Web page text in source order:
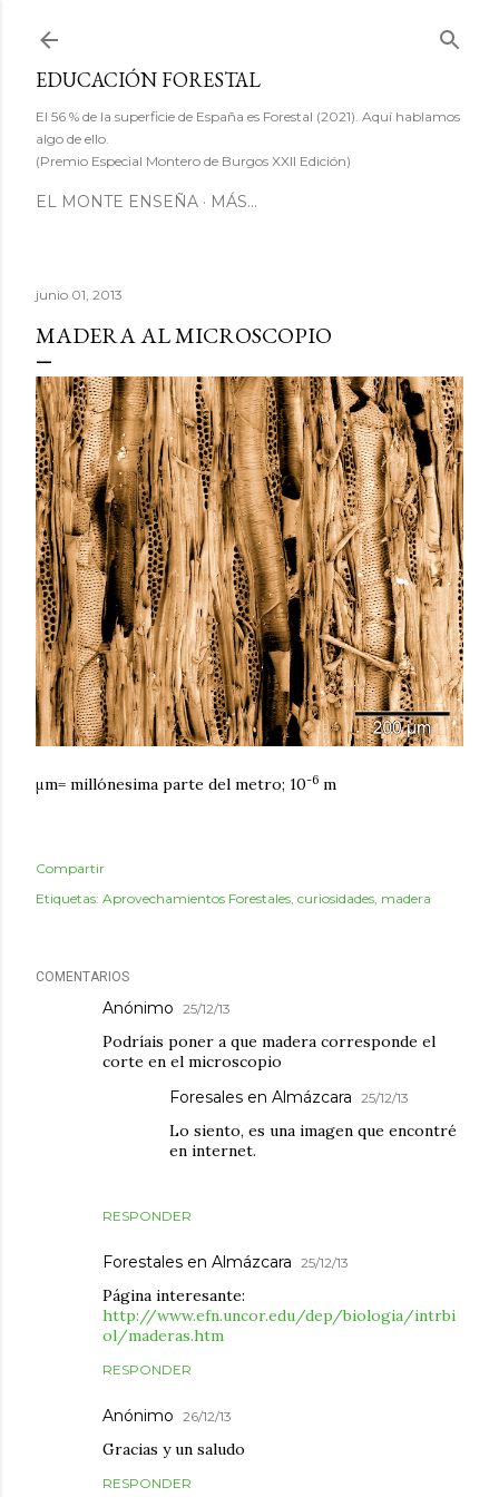
EDUCACIÓN FORESTAL
El 56 % de la superficie de España es Forestal (2021). Aquí hablamos
algo de ello.
(Premio Especial Montero de Burgos XXII Edición)
EL MONTE ENSEÑA MÁS…
junio 01, 2013
MADERA AL MICROSCOPIO
μm= millónesima parte del metro; 10-6 m
Compartir
Etiquetas: Aprovechamientos Forestales curiosidades madera
COMENTARIOS
Anónimo 25/12/13
Podríais poner a que madera corresponde el
corte en el microscopio
RESPONDER
Foresales en Almázcara 25/12/13
Lo siento, es una imagen que encontré
en internet.
Forestales en Almázcara 25/12/13
Página interesante:
http://www.efn.uncor.edu/dep/biologia/intrbi
ol/maderas.htm
RESPONDER
Anónimo 26/12/13
Gracias y un saludo
RESPONDER